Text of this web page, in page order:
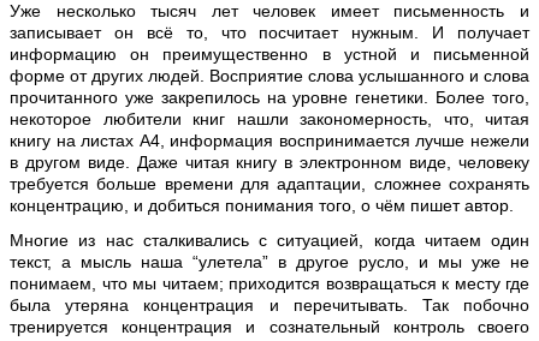
Уже несколько тысяч лет человек имеет письменность и
записывает он всё то, что посчитает нужным. И получает
информацию он преимущественно в устной и письменной
форме от других людей. Восприятие слова услышанного и слова
прочитанного уже закрепилось на уровне генетики. Более того,
некоторое любители книг нашли закономерность, что, читая
книгу на листах А4, информация воспринимается лучше нежели
в другом виде. Даже читая книгу в электронном виде, человеку
требуется больше времени для адаптации, сложнее сохранять
концентрацию, и добиться понимания того, о чём пишет автор.
Многие из нас сталкивались с ситуацией, когда читаем один
текст, а мысль наша “улетела” в другое русло, и мы уже не
понимаем, что мы читаем; приходится возвращаться к месту где
была утеряна концентрация и перечитывать. Так побочно
тренируется концентрация и сознательный контроль своего